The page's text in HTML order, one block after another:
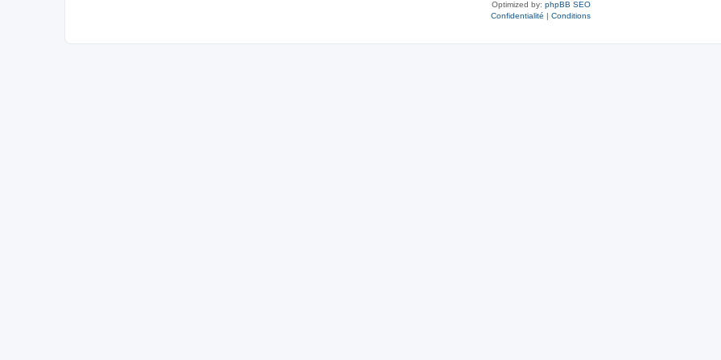
Optimized by: phpBB SEO
Confidentialité | Conditions